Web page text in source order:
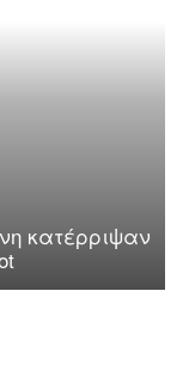
κατέρριψαν